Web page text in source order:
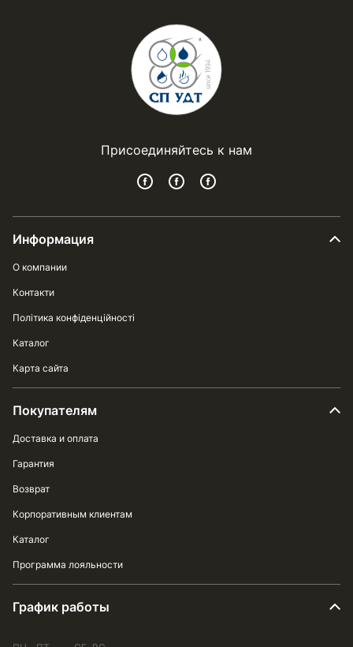
Присоединяйтесь к нам
Информация
О компании
Контакти
Політика конфіденційності
Каталог
Карта сайта
Покупателям
Доставка и оплата
Гарантия
Возврат
Корпоративным клиентам
Каталог
Программа лояльности
График работы